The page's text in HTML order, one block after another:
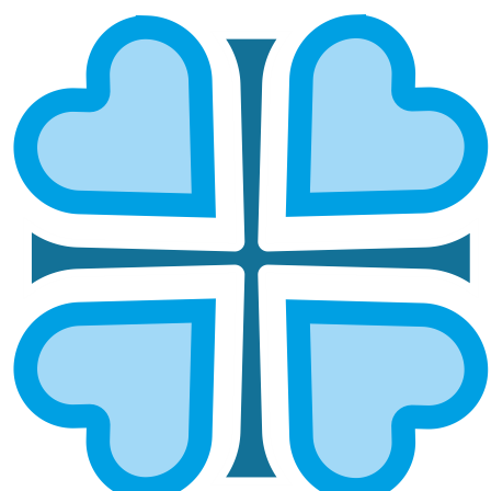
ОТРАДНЕНСКАЯ И
ПОХВИСТНЕВСКАЯ
ОТРАДНЕНСКАЯ И ПОХВИСТНЕВСКАЯ
Епархией управляет епископ Отрадненский и
Похвистневский Ириней
ОСНОВНЫЕ НАПРАВЛЕНИЯ
РАБОТЫ
Социальное служение